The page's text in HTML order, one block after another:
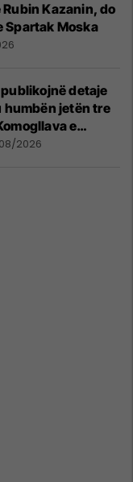
Kazanin, do
Spartak Moska
detaje
jetën tre
e
2026